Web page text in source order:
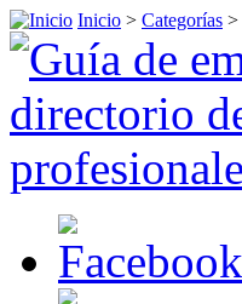
Inicio > Categorías >